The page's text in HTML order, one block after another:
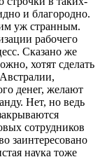
и благородно.
уж странным.
рабочего
Сказано же
хотят сделать
денег, желают
Нет, но ведь
сотрудников
заинтересовано
наука тоже